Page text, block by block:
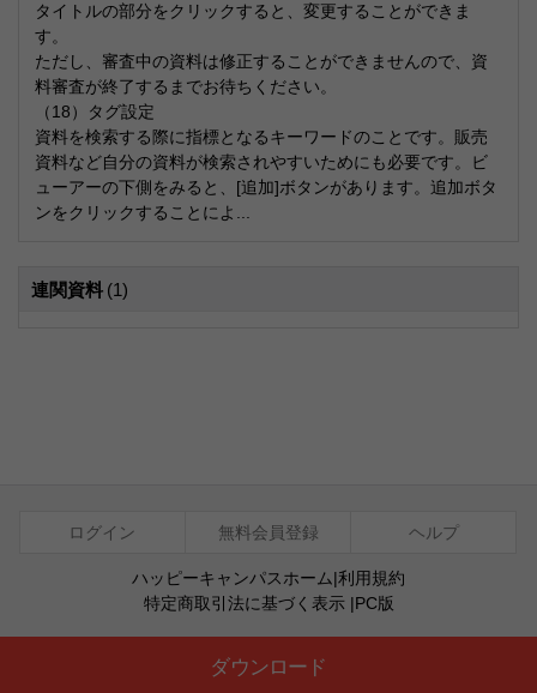
タイトルの部分をクリックすると、変更することができま
す。
ただし、審査中の資料は修正することができませんので、資
料審査が終了するまでお待ちください。
（18）タグ設定
資料を検索する際に指標となるキーワードのことです。販売
資料など自分の資料が検索されやすいためにも必要です。ビ
ューアーの下側をみると、[追加]ボタンがあります。追加ボタ
ンをクリックすることによ...
連関資料 (1)
ダウンロード
ログイン 無料会員登録 ヘルプ
ハッピーキャンパスホーム|利用規約
特定商取引法に基づく表示|PC版